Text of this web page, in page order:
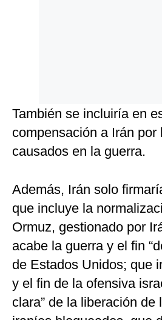
También se incluiría en
compensación a Irán por
causados en la guerra.
Además, Irán solo
que incluye la
Ormuz, gestionado por
acabe la guerra y el fin
de Estados Unidos; que
y el fin de la ofensiva
clara” de la liberación de